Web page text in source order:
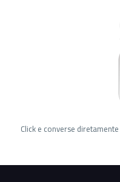
Click e converse